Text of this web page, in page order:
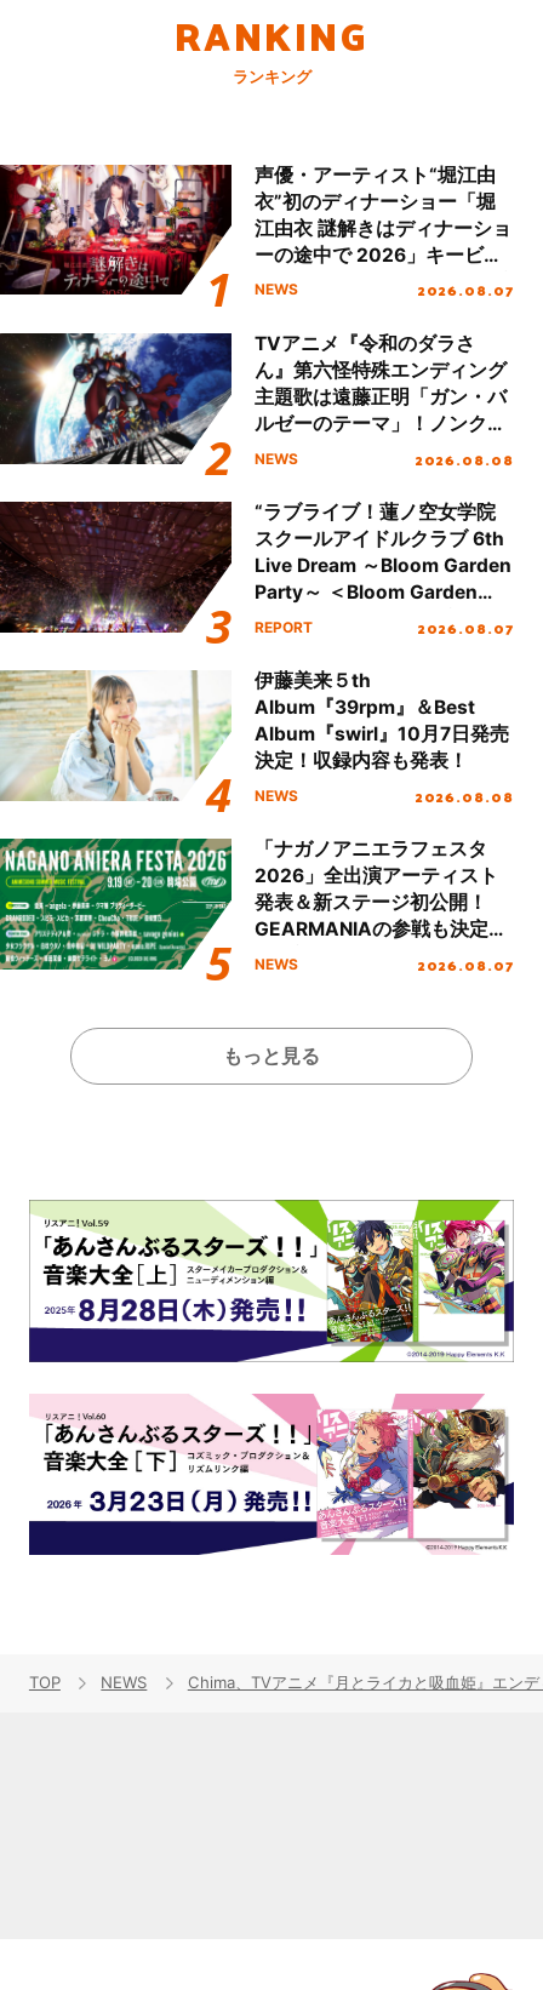
RANKING
ランキング
声優・アーティスト“堀江由
衣”初のディナーショー「堀
江由衣 謎解きはディナーショ
ーの途中で 2026」キービジ
ュアル＆グッズラインナップ
NEWS 2026.08.07
TVアニメ『令和のダラさ
ん』第六怪特殊エンディング
主題歌は遠藤正明「ガン・バ
ルゼーのテーマ」！ノンクレ
ジットエンディング映像も公
NEWS 2026.08.08
“ラブライブ！蓮ノ空女学院
スクールアイドルクラブ 6th
Live Dream ～Bloom Garden
Party～ ＜Bloom Garden
Party Stage／埼玉公演＞”
REPORT 2026.08.07
伊藤美来５th
Album『39rpm』＆Best
Album『swirl』10月7日発売
決定！収録内容も発表！
NEWS 2026.08.08
「ナガノアニエラフェスタ
2026」全出演アーティスト
発表＆新ステージ初公開！
GEARMANIAの参戦も決定
し、初となる第3ステージの
NEWS 2026.08.07
もっと見る
TOP NEWS Chima、TVアニメ『月とライカと吸血姫』エン